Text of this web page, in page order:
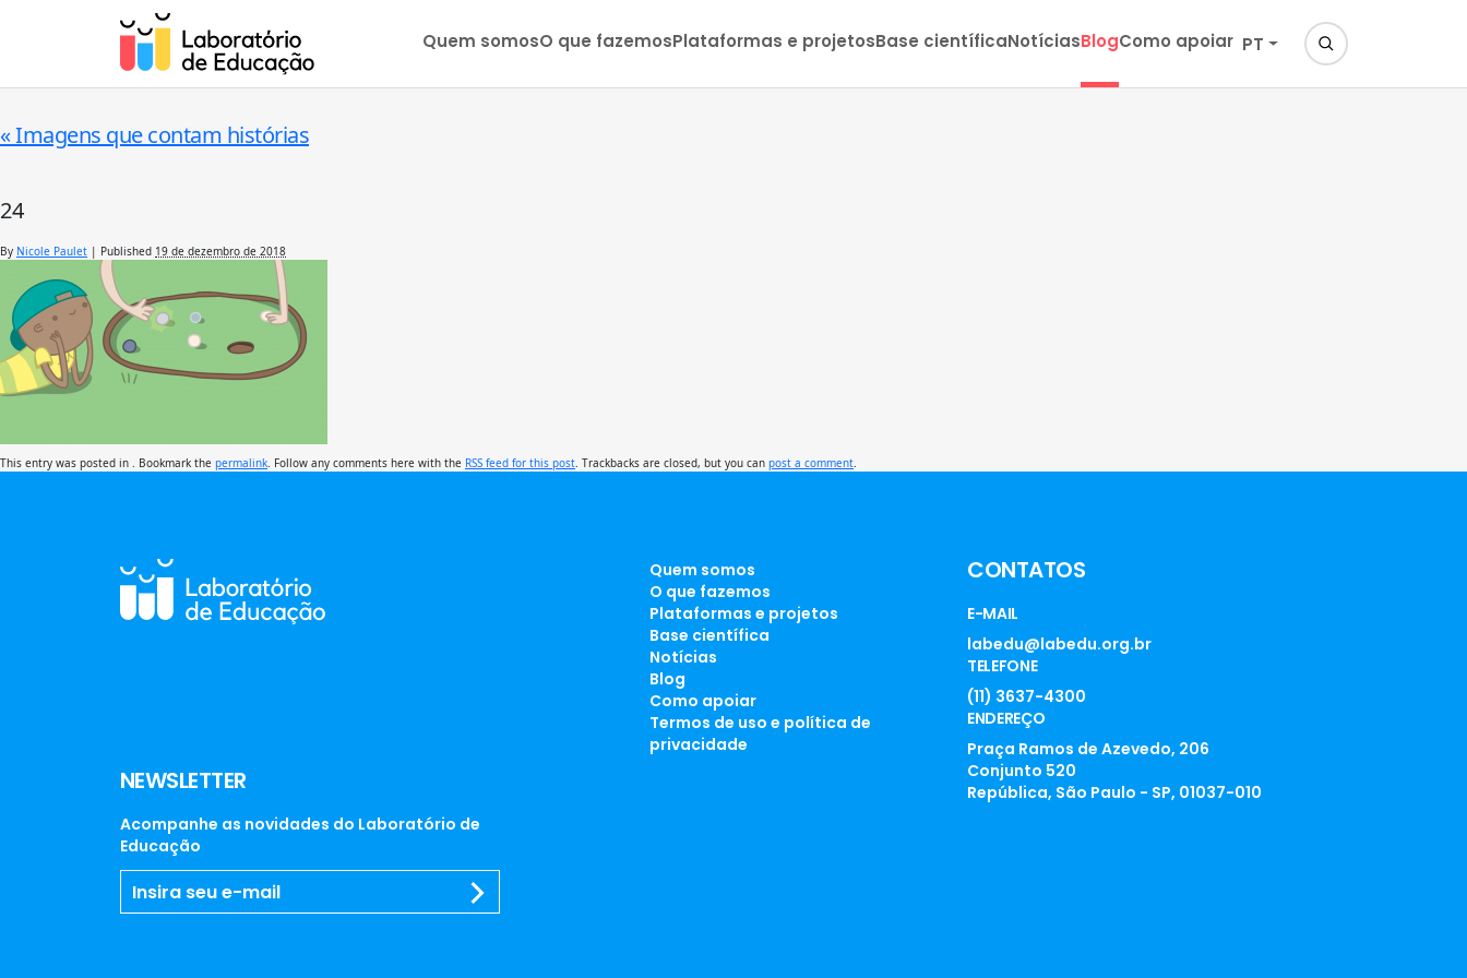
Quem somosO que fazemosPlataformas e projetosBase científicaNotíciasBlogComo apoiar PT
«Imagens que contam histórias
24
By Nicole Paulet | Published 19 de dezembro de 2018
This entry was posted in . Bookmark the permalink . Follow any comments here with the RSS feed for this post . Trackbacks are closed, but you can post a comment
NEWSLETTER
Acompanhe as novidades do Laboratório de
Educação
Quem somos
O que fazemos
Plataformas e projetos
Base científica
Notícias
Blog
Como apoiar
Termos de uso e política de
privacidade
CONTATOS
E-MAIL
labedu@labedu.org.br
TELEFONE
(11) 3637-4300
ENDEREÇO
Praça Ramos de Azevedo, 206
Conjunto 520
República, São Paulo - SP, 01037-010